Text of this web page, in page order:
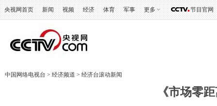
央视网首页 新闻 视频 经济 体育 军事 更多 节目官网
中国网络电视台 > 经济频道 > 经济台滚动新闻
《市场零